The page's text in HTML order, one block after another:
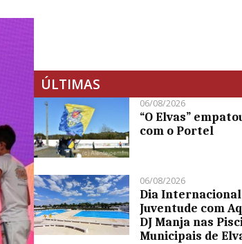
ÚLTIMAS
06/08/2026
“O Elvas”
com o Portel
06/08/2026
Dia
Juventude com
DJ Manja nas
Municipais de